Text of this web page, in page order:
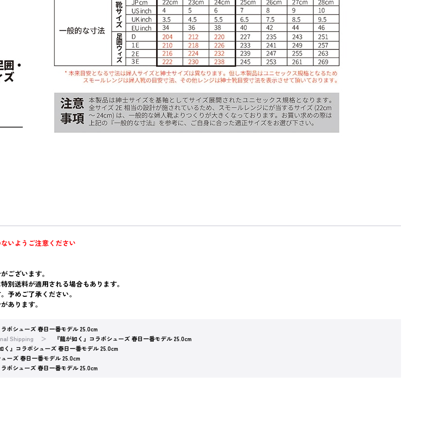
いようご注意ください
ございます。
送料が適用される場合もあります。
予めご了承ください。
あります。
ボシューズ 春日一番モデル 25.0cm
Shipping
『龍が如く』コラボシューズ 春日一番モデル 25.0cm
く』コラボシューズ 春日一番モデル 25.0cm
ーズ 春日一番モデル 25.0cm
ボシューズ 春日一番モデル 25.0cm